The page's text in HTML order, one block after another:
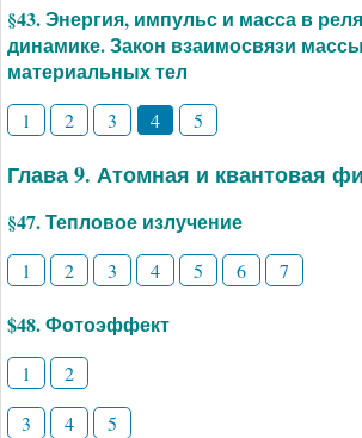
§43. Энергия, импульс и масса в
динамике. Закон взаимосвязи
материальных тел
1 2 3 4 5
Глава 9. Атомная и квантовая
§47. Тепловое излучение
1 2 3 4 5 6 7
$48. Фотоэффект
1
2
3
4 5